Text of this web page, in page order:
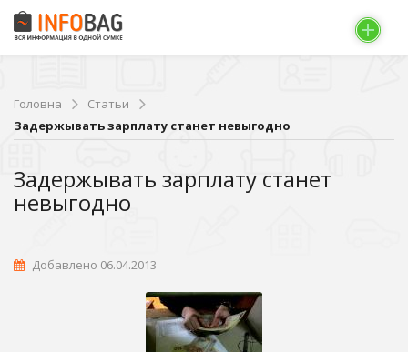
Головна
Статьи
Задержывать зарплату станет невыгодно
Задержывать зарплату станет
невыгодно
Добавлено 06.04.2013